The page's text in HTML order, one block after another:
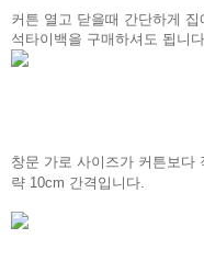
커튼 열고 닫을때 간단하게
석타이백을 구매하셔도 됩니다
창문 가로 사이즈가 커튼보다
략 10cm 간격입니다.